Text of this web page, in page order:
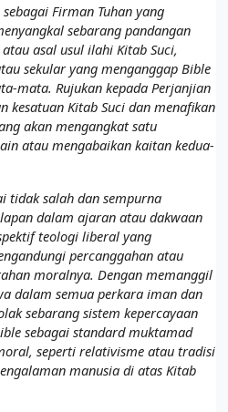
Firman Tuhan yang
sebarang pandangan
asal usul ilahi Kitab Suci,
sekular yang menganggap Bible
mata. Rujukan kepada Perjanjian
kesatuan Kitab Suci dan menafikan
akan mengangkat satu
atau mengabaikan kaitan kedua-
tidak salah dan sempurna
dalam ajaran atau dakwaan
teologi liberal yang
percanggahan atau
moralnya. Dengan memanggil
dalam semua perkara iman dan
sebarang sistem kepercayaan
sebagai standard muktamad
seperti relativisme atau tradisi
manusia di atas Kitab